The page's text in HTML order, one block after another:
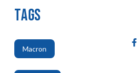
TAGS
Macron
,